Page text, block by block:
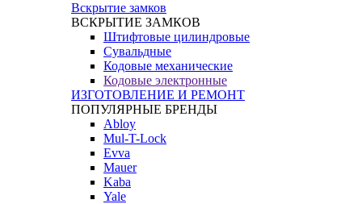
Вскрытие замков
ВСКРЫТИЕ ЗАМКОВ
Штифтовые цилиндровые
Сувальдные
Кодовые механические
Кодовые электронные
ИЗГОТОВЛЕНИЕ И РЕМОНТ
ПОПУЛЯРНЫЕ БРЕНДЫ
Abloy
Mul-T-Lock
Evva
Mauer
Kaba
Yale